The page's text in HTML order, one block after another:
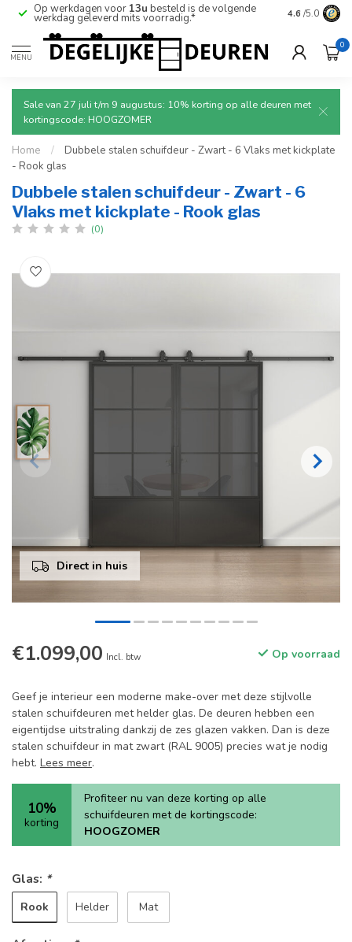
Op werkdagen voor 13u besteld is de volgende
werkdag geleverd mits voorradig.*
Ruim aanbod
deuren.
4.6 /5.0
MENU
0
Sale van 27 juli t/m 9 augustus: 10% korting op alle deuren met
kortingscode: HOOGZOMER
Home /
Dubbele stalen schuifdeur - Zwart - 6 Vlaks met kickplate
- Rook glas
Dubbele stalen schuifdeur - Zwart - 6
Vlaks met kickplate - Rook glas
(0)
Direct in huis
€1.099,00 Incl. btw Op voorraad
Geef je interieur een moderne make-over met deze stijlvolle
stalen schuifdeuren met helder glas. De deuren hebben een
eigentijdse uitstraling dankzij de zes glazen vakken. Dan is deze
stalen schuifdeur in mat zwart (RAL 9005) precies wat je nodig
hebt. Lees meer.
10%
korting
Profiteer nu van deze korting op alle
schuifdeuren met de kortingscode:
HOOGZOMER
Glas: *
Rook Helder Mat